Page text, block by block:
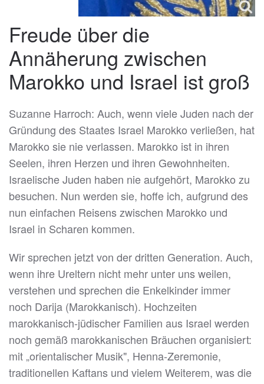
Freude über die
Annäherung zwischen
Marokko und Israel ist groß
Suzanne Harroch: Auch, wenn viele Juden nach der
Gründung des Staates Israel Marokko verließen, hat
Marokko sie nie verlassen. Marokko ist in ihren
Seelen, ihren Herzen und ihren Gewohnheiten.
Israelische Juden haben nie aufgehört, Marokko zu
besuchen. Nun werden sie, hoffe ich, aufgrund des
nun einfachen Reisens zwischen Marokko und
Israel in Scharen kommen.
Wir sprechen jetzt von der dritten Generation. Auch,
wenn ihre Ureltern nicht mehr unter uns weilen,
verstehen und sprechen die Enkelkinder immer
noch Darija (Marokkanisch). Hochzeiten
marokkanisch-jüdischer Familien aus Israel werden
noch gemäß marokkanischen Bräuchen organisiert:
mit „orientalischer Musik", Henna-Zeremonie,
traditionellen Kaftans und vielem Weiterem, was die